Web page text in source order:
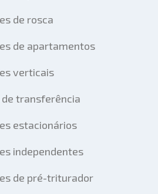
de rosca
de apartamentos
verticais
transferência
estacionários
independentes
de pré-triturador